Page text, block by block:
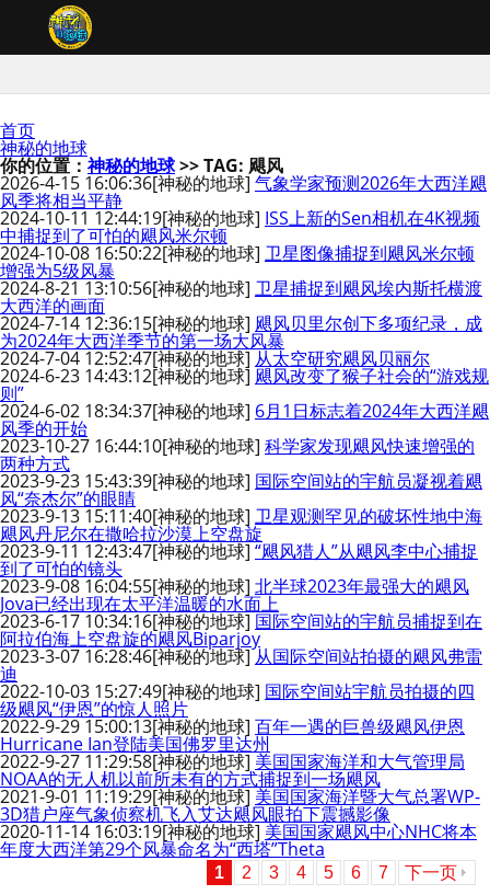
首页
神秘的地球
你的位置：神秘的地球>> TAG: 飓风
2026-4-15 16:06:36[神秘的地球] 气象学家预测2026年大西洋飓
风季将相当平静
2024-10-11 12:44:19[神秘的地球] ISS上新的Sen相机在4K视频
中捕捉到了可怕的飓风米尔顿
2024-10-08 16:50:22[神秘的地球] 卫星图像捕捉到飓风米尔顿
增强为5级风暴
2024-8-21 13:10:56[神秘的地球] 卫星捕捉到飓风埃内斯托横渡
大西洋的画面
2024-7-14 12:36:15[神秘的地球] 飓风贝里尔创下多项纪录，成
为2024年大西洋季节的第一场大风暴
2024-7-04 12:52:47[神秘的地球] 从太空研究飓风贝丽尔
2024-6-23 14:43:12[神秘的地球] 飓风改变了猴子社会的“游戏规
则”
2024-6-02 18:34:37[神秘的地球] 6月1日标志着2024年大西洋飓
风季的开始
2023-10-27 16:44:10[神秘的地球] 科学家发现飓风快速增强的
两种方式
2023-9-23 15:43:39[神秘的地球] 国际空间站的宇航员凝视着飓
风“奈杰尔”的眼睛
2023-9-13 15:11:40[神秘的地球] 卫星观测罕见的破坏性地中海
飓风丹尼尔在撒哈拉沙漠上空盘旋
2023-9-11 12:43:47[神秘的地球] “飓风猎人”从飓风李中心捕捉
到了可怕的镜头
2023-9-08 16:04:55[神秘的地球] 北半球2023年最强大的飓风
Jova已经出现在太平洋温暖的水面上
2023-6-17 10:34:16[神秘的地球] 国际空间站的宇航员捕捉到在
阿拉伯海上空盘旋的飓风Biparjoy
2023-3-07 16:28:46[神秘的地球]从国际空间站拍摄的飓风弗雷
迪
2022-10-03 15:27:49[神秘的地球] 国际空间站宇航员拍摄的四
级飓风“伊恩”的惊人照片
2022-9-29 15:00:13[神秘的地球] 百年一遇的巨兽级飓风伊恩
Hurricane Ian登陆美国佛罗里达州
2022-9-27 11:29:58[神秘的地球] 美国国家海洋和大气管理局
NOAA的无人机以前所未有的方式捕捉到一场飓风
2021-9-01 11:19:29[神秘的地球] 美国国家海洋暨大气总署WP-
3D猎户座气象侦察机飞入艾达飓风眼拍下震撼影像
2020-11-14 16:03:19[神秘的地球] 美国国家飓风中心NHC将本
年度大西洋第29个风暴命名为“西塔”Theta
1 2 3 4 5 6 7 下一页